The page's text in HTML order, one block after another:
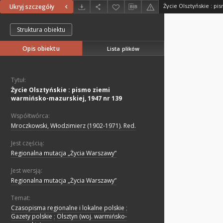
Ukryj szczegóły
Struktura obiektu
Opis obiektu Lista plików
Tytuł:
Życie Olsztyńskie : pismo ziemi
warmińsko-mazurskiej, 1947 nr 139
Współtwórca:
Mroczkowski, Włodzimierz (1902-1971). Red.
Jest częścią:
Regionalna mutacja „Życia Warszawy”
Jest wersją:
Regionalna mutacja „Życia Warszawy”
Temat:
Czasopisma regionalne i lokalne polskie ;
Gazety polskie ; Olsztyn (woj. warmińsko-